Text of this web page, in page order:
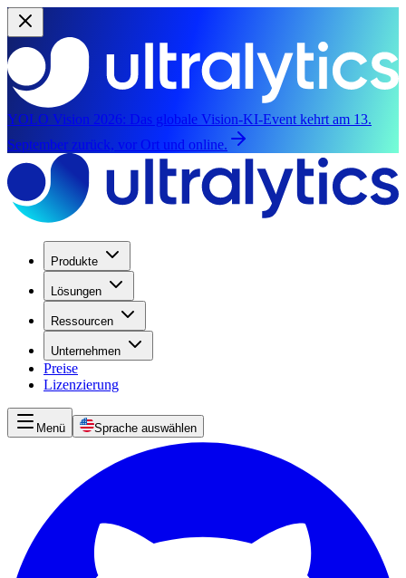
YOLO Vision 2026: Das globale Vision-KI-Event kehrt am 13.
September zurück, vor Ort und online.
Produkte
Lösungen
Ressourcen
Unternehmen
Preise
Lizenzierung
Menü Sprache auswählen